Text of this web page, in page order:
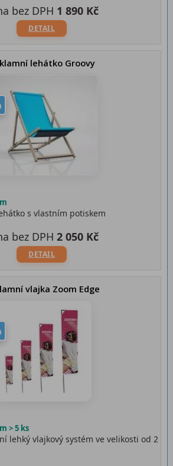
DETAIL
bez DPH 1 890 Kč
lehátko Groovy
s vlastním potiskem
DETAIL
bez DPH 2 050 Kč
vlajka Zoom Edge
> 5 ks
lehký vlajkový systém ve velikosti od 2